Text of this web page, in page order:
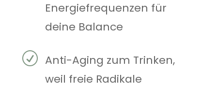
Energiefrequenzen für
deine Balance
R Anti-Aging zum Trinken,
weil freie Radikale